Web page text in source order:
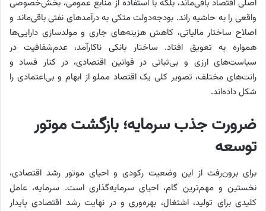
اصلی اقتصاد باقی‌ماند، بلکه با استفاده از منابع عمومی، بخش‌خصوصی
واقعی را به حاشیه راند. بودجه‌دولت متکی به درآمدهای نفتی باقی‌ماند و
اصلاح ساختار مالیاتی، کاهش هزینه‌های جاری و مولدسازی دارایی‌ها
همواره به تعویق افتاد. ساختار بانکی ناکارآمد، عدم‌شفافیت در
سیاست‌های ارزی و بی‌‌‌‌‌ثباتی در قوانین اقتصادی، در کنار فساد و
رانت‌‌‌‌‌های مختلف، تصویر کلی یک اقتصاد مملو از ابهام و بی‌‌‌‌‌اعتمادی را
شکل داده‌اند.
ضرورت جذب سرمایه؛ بازگشت موتور
توسعه
برای برون‌‌‌‌‌رفت از این وضعیت رکودی و احیای موتور رشد اقتصادی،
نخستین و مهم‌ترین گام، احیای سرمایه‌گذاری است. سرمایه، عامل
کلیدی برای تولید، اشتغال، بهره‌‌‌‌‌وری و در نهایت رشد اقتصادی پایدار